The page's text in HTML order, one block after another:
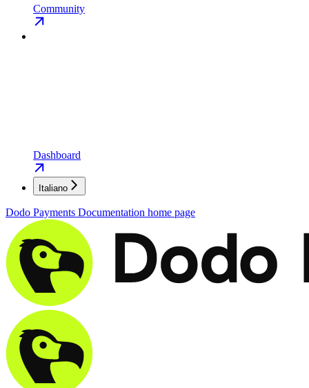
Community
Dashboard
Italiano
Dodo Payments Documentation home page